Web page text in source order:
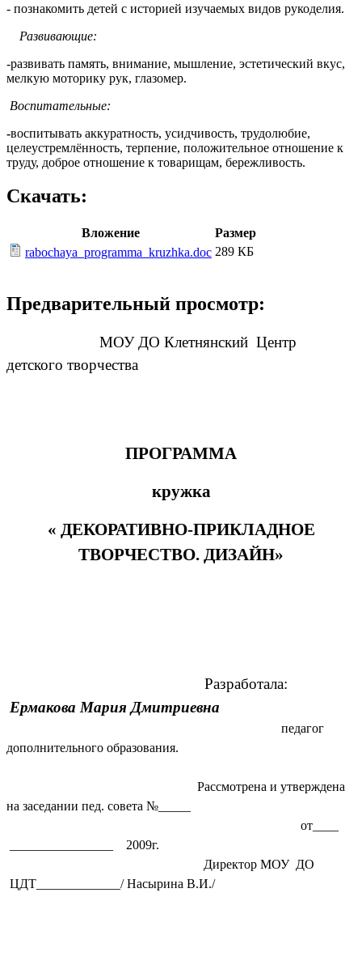
- познакомить детей с историей изучаемых видов рукоделия.
Развивающие:
-развивать память, внимание, мышление, эстетический вкус,
мелкую моторику рук, глазомер.
Воспитательные:
-воспитывать аккуратность, усидчивость, трудолюбие,
целеустремлённость, терпение, положительное отношение к
труду, доброе отношение к товарищам, бережливость.
Скачать:
Вложение
Размер
rabochaya_programma_kruzhka.doc 289 КБ
Предварительный просмотр:
МОУ ДО Клетнянский Центр
детского творчества
ПРОГРАММА
кружка
« ДЕКОРАТИВНО-ПРИКЛАДНОЕ
ТВОРЧЕСТВО. ДИЗАЙН»
Разработала:
Ермакова Мария Дмитриевна
педагог
дополнительного образования.
Рассмотрена и утверждена
на заседании пед. совета №_____
от____
________________ 2009г.
Директор МОУ ДО
ЦДТ_____________/ Насырина В.И./